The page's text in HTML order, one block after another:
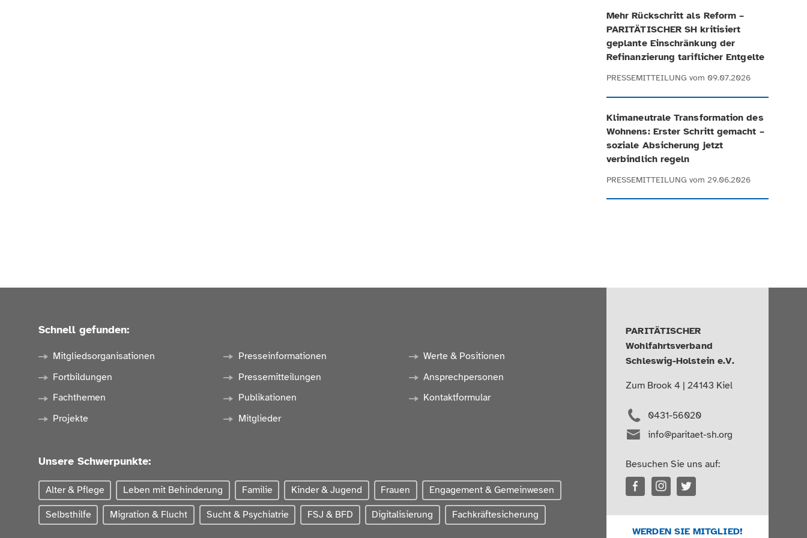
Mehr Rückschritt als Reform –
PARITÄTISCHER SH kritisiert
geplante Einschränkung der
Refinanzierung tariflicher Entgelte
PRESSEMITTEILUNG vom 09.07.2026
Klimaneutrale Transformation des
Wohnens: Erster Schritt gemacht –
soziale Absicherung jetzt
verbindlich regeln
PRESSEMITTEILUNG vom 29.06.2026
Schnell gefunden:
Mitgliedsorganisationen
Fortbildungen
Fachthemen
Projekte
Presseinformationen
Pressemitteilungen
Publikationen
Mitglieder
Werte & Positionen
Ansprechpersonen
Kontaktformular
Unsere Schwerpunkte:
Alter & Pflege Leben mit Behinderung Familie Kinder & Jugend Frauen Engagement & Gemeinwesen
Selbsthilfe Migration & Flucht Sucht & Psychiatrie FSJ & BFD Digitalisierung Fachkräftesicherung
PARITÄTISCHER
Wohlfahrtsverband
Schleswig-Holstein e.V.
Zum Brook 4 | 24143 Kiel
0431-56020
info@paritaet-sh.org
Besuchen Sie uns auf:
WERDEN SIE MITGLIED!